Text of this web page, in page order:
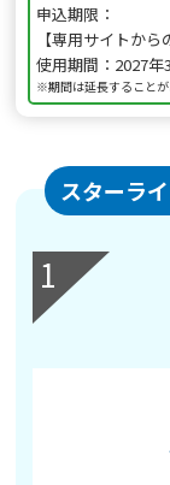
申込期限：
【専用サイトか
使用期間：2027
※期間は延長することが
スターラ
1